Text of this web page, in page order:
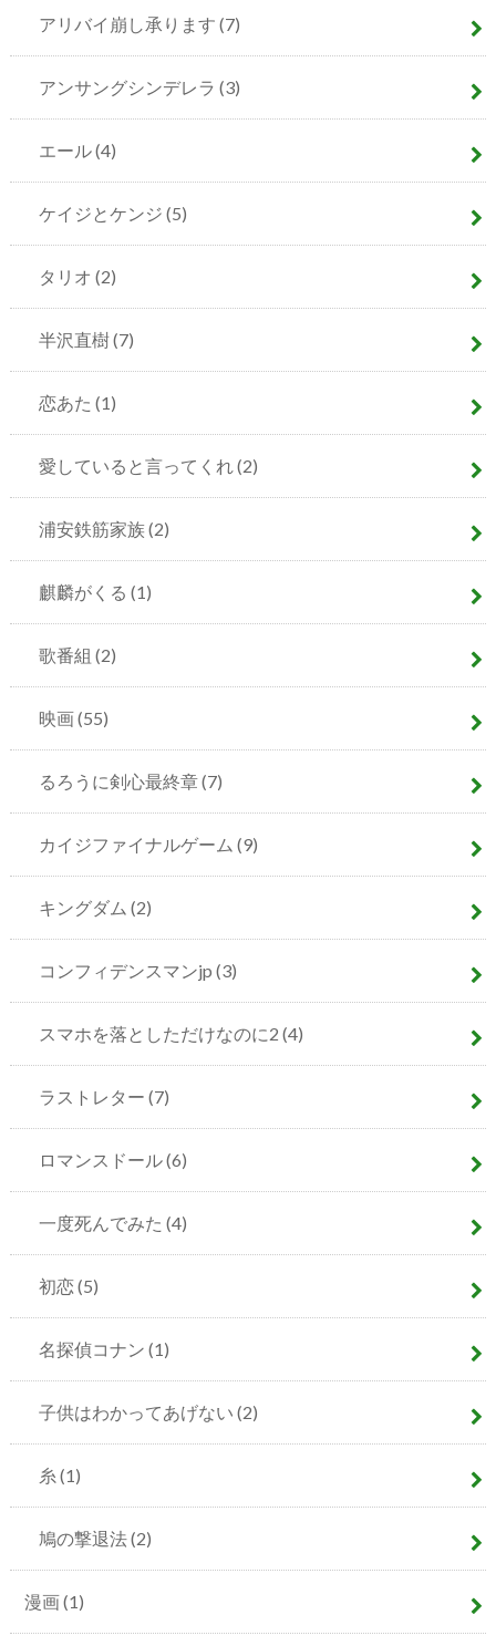
アリバイ崩し承ります (7)
アンサングシンデレラ (3)
エール(4)
ケイジとケンジ (5)
タリオ (2)
半沢直樹(7)
恋あた (1)
愛していると言ってくれ(2)
浦安鉄筋家族(2)
麒麟がくる (1)
歌番組 (2)
映画(55)
るろうに剣心最終章(7)
カイジファイナルゲーム (9)
キングダム (2)
コンフィデンスマンjp (3)
スマホを落としただけなのに2 (4)
ラストレター (7)
ロマンスドール(6)
一度死んでみた (4)
初恋(5)
名探偵コナン (1)
子供はわかってあげない (2)
糸 (1)
鳩の撃退法(2)
漫画(1)